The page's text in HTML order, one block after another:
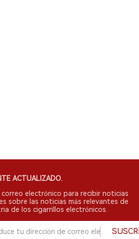
ACTUALIZADO.
electrónico para recibir noticias
sobre las noticias más relevantes de
de los cigarrillos electrónicos.